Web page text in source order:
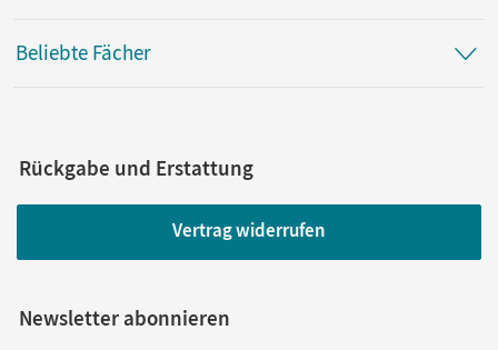
Beliebte Fächer
Rückgabe und Erstattung
Vertrag widerrufen
Newsletter abonnieren